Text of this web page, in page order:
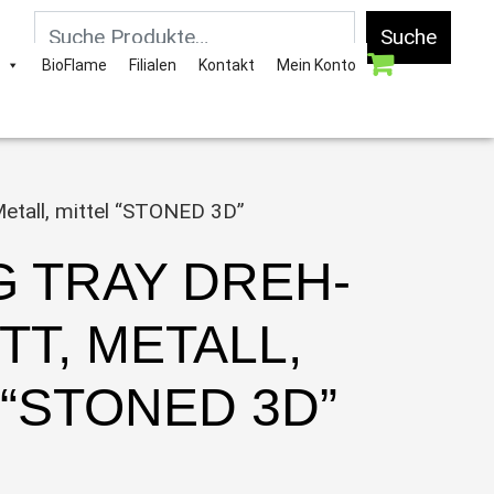
Suche
BioFlame Filialen Kontakt Mein Konto
mittel “STONED 3D”
TRAY DREH-
METALL,
3D”